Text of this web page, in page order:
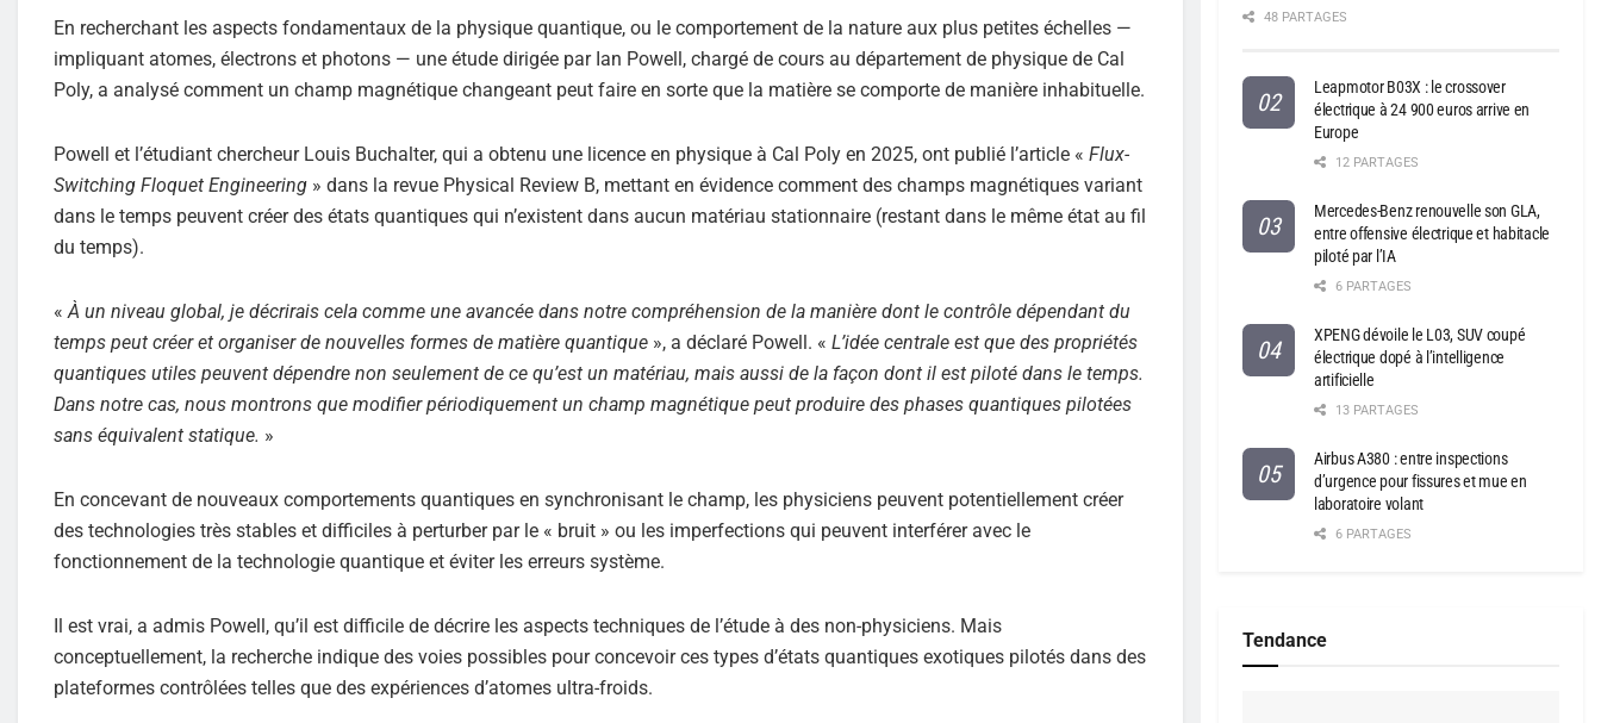
En recherchant les aspects fondamentaux de la physique quantique, ou le comportement de la nature aux plus petites échelles —
impliquant atomes, électrons et photons — une étude dirigée par Ian Powell, chargé de cours au département de physique de Cal
Poly, a analysé comment un champ magnétique changeant peut faire en sorte que la matière se comporte de manière inhabituelle.
Powell et l’étudiant chercheur Louis Buchalter, qui a obtenu une licence en physique à Cal Poly en 2025, ont publié l’article « Flux-
Switching Floquet Engineering » dans la revue Physical Review B, mettant en évidence comment des champs magnétiques variant
dans le temps peuvent créer des états quantiques qui n’existent dans aucun matériau stationnaire (restant dans le même état au fil
du temps).
« À un niveau global, je décrirais cela comme une avancée dans notre compréhension de la manière dont le contrôle dépendant du
temps peut créer et organiser de nouvelles formes de matière quantique », a déclaré Powell. « L’idée centrale est que des propriétés
quantiques utiles peuvent dépendre non seulement de ce qu’est un matériau, mais aussi de la façon dont il est piloté dans le temps.
Dans notre cas, nous montrons que modifier périodiquement un champ magnétique peut produire des phases quantiques pilotées
sans équivalent statique. »
En concevant de nouveaux comportements quantiques en synchronisant le champ, les physiciens peuvent potentiellement créer
des technologies très stables et difficiles à perturber par le « bruit » ou les imperfections qui peuvent interférer avec le
fonctionnement de la technologie quantique et éviter les erreurs système.
Il est vrai, a admis Powell, qu’il est difficile de décrire les aspects techniques de l’étude à des non-physiciens. Mais
conceptuellement, la recherche indique des voies possibles pour concevoir ces types d’états quantiques exotiques pilotés dans des
plateformes contrôlées telles que des expériences d’atomes ultra-froids.
48 PARTAGES
Leapmotor B03X : le crossover
électrique à 24 900 euros arrive en
Europe
12 PARTAGES
Mercedes-Benz renouvelle son GLA,
entre offensive électrique et habitacle
piloté par l’IA
6 PARTAGES
XPENG dévoile le L03, SUV coupé
électrique dopé à l’intelligence
artificielle
13 PARTAGES
Airbus A380 : entre inspections
d’urgence pour fissures et mue en
laboratoire volant
6 PARTAGES
Tendance